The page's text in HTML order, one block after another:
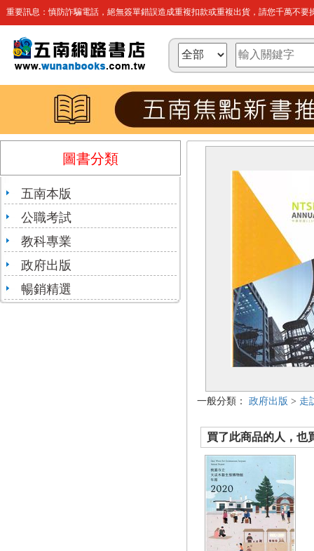
重要訊息：慎防詐騙電話，絕無簽單錯誤造成重複扣款或重複出貨，請您千萬不要
圖書分類
五南本版
公職考試
教科專業
政府出版
暢銷精選
一般分類： 政府出版 > 走
買了此商品的人，也